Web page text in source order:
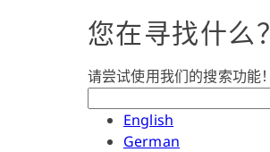
您在寻找什么？
请尝试使用我们的搜索功能！
English
German